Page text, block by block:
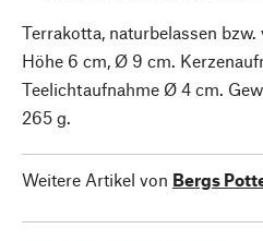
Terrakotta, naturbelassen
Höhe 6 cm, Ø 9 cm.
Teelichtaufnahme Ø 4 cm.
265 g.
Weitere Artikel von Bergs